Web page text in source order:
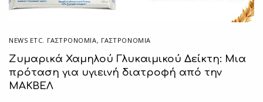
NEWS ETC. ΓΑΣΤΡΟΝΟΜΊΑ, ΓΑΣΤΡΟΝΟΜΙΑ
Ζυμαρικά Χαμηλού Γλυκαιμικού Δείκτη: Μια
πρόταση για υγιεινή διατροφή από την
ΜΑΚΒΕΛ